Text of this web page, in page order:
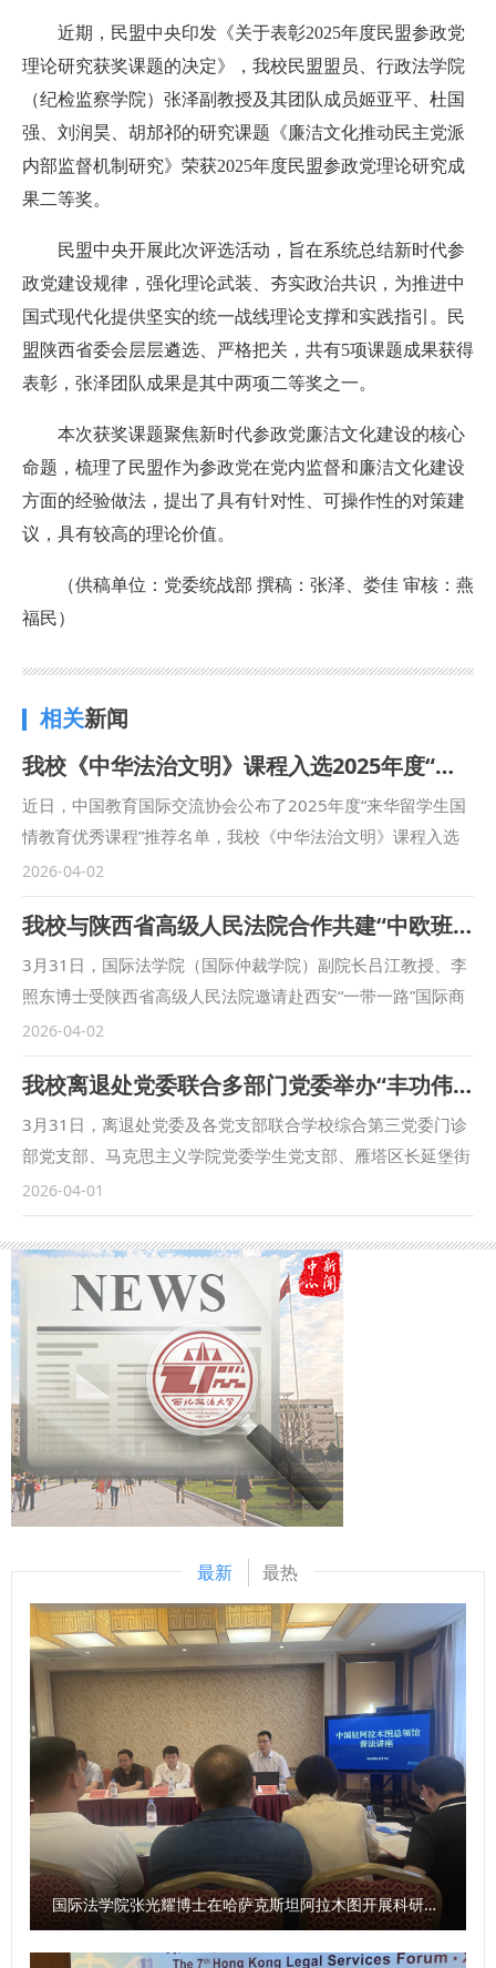
近期，民盟中央印发《关于表彰2025年度民盟参政党
理论研究获奖课题的决定》，我校民盟盟员、行政法学院
（纪检监察学院）张泽副教授及其团队成员姬亚平、杜国
强、刘润昊、胡邡祁的研究课题《廉洁文化推动民主党派
内部监督机制研究》荣获2025年度民盟参政党理论研究成
果二等奖。
民盟中央开展此次评选活动，旨在系统总结新时代参
政党建设规律，强化理论武装、夯实政治共识，为推进中
国式现代化提供坚实的统一战线理论支撑和实践指引。民
盟陕西省委会层层遴选、严格把关，共有5项课题成果获得
表彰，张泽团队成果是其中两项二等奖之一。
本次获奖课题聚焦新时代参政党廉洁文化建设的核心
命题，梳理了民盟作为参政党在党内监督和廉洁文化建设
方面的经验做法，提出了具有针对性、可操作性的对策建
议，具有较高的理论价值。
（供稿单位：党委统战部 撰稿：张泽、娄佳 审核：燕
福民）
相关新闻
我校《中华法治文明》课程入选2025年度“来华留学生国情教育优秀课程”
近日，中国教育国际交流协会公布了2025年度“来华留学生国
情教育优秀课程”推荐名单，我校《中华法治文明》课程入选
该榜单。该课程由研究生院院长、习近平法治思想研究中心执
行主任陈玺教授担任负责人，主讲教师包括张永林、徐海俊、
杨静、王国龙、刘全娥、张金平、吕虹、王斌通、任亚爱、何
丹、张泽、李乐凡、宋鋆、范鹏伟等人。 《中华法治文明》
课程立足中华优秀传统法律文化，融合多学科研究视角，运用
案例教学、实践体验等多元教学方法，系统阐释中国法治发展
的历史脉络、理论创新与实践成就，有机衔接现代法治理念与
传统法律文化精髓。课程既展现出中华法治文明的历史厚度，
又凸显新时代中国法治建设的鲜活成果，为来华留学生搭建起
理解中国法治国情、感知中国文化魅力的重要桥梁。 学校自
明、法典文明、判例文明、律学文明、司法文明、监察文明、
吏治文明、宪制文明及红色法治文明等内容，在立足于全球视
野和中外比较的基础上，融入课程思政因素，突出文化自信之
历史底蕴和专业特色。此次面向来华留学生开设的《中华法治
文明》课程，正是在前期通识教育基础上向国际学生群体的拓
展与延伸，体现了学校在法学教育国际化方面的积极探索。
（供稿单位：法治学院 法律硕士教育学院 撰稿：张永林 审
核：张学龙）
2026-04-02
我校与陕西省高级人民法院合作共建“中欧班列司法研究基地”
3月31日，国际法学院（国际仲裁学院）副院长吕江教授、李
照东博士受陕西省高级人民法院邀请赴西安“一带一路”国际商
事法律服务示范区旁听涉外知识产权案件现场庭审，并于庭后
参与座谈会，就合作共建“中欧班列司法研究基地”的构建基地
建设发展与协作机制等事宜深入讨论。省高院民三庭庭长胡晓
晖主持会议，省高院副院长姜敏、省贸促会副会长郑建设出席
会议。 参会人员通过旁听观摩省高院公开庭审，深入掌握跨
境商事、知识产权领域司法裁判前沿动态。庭审后，与会人员
围绕中欧班列司法研究基地的合作目标、共建核心内容、合作
方主要权利义务、知识产权与成果归属、重点课题攻关、实务
疑难化解等问题内容深入讨论。 姜敏表示，合作共建“中欧班
列司法研究基地”是落实党中央决策和省委部署的重要政治任
务，中欧班列案件的审判代表着国家的审判水平。各单位要对
合作共建框架协议（草案）提出实质性建议，并欢迎各合作方
带队到省高院调研中欧班列典型案例、实务数据，实际解决中
欧班列运行中发生的国际商事、涉外知识产权案件。 吕江表
示，我校以国家级涉外法治研究基地和中国—中亚法律查明中
心平台为依托，开展跨境电商、提单等学术问题研究，将积极
为提升中欧班列审判质效与涉案司法能力提供理论指导。 西
安交通大学、西北大学、西安外国语大学、陕西省贸促会、西
安港集团以及我校代表参加会议。 （供稿：国际法学院（国
际仲裁学院） 撰稿：李照东 审核：李立）
2026-04-02
我校离退处党委联合多部门党委举办“丰功伟绩百年大党 铭记缅怀万千英烈”主题党日活动
3月31日，离退处党委及各党支部联合学校综合第三党委门诊
部党支部、马克思主义学院党委学生党支部、雁塔区长延堡街
道西北政法大学社区党总支各党支部共同开展第四届“丰功伟
绩百年大党 铭记缅怀万千英烈”主题党日活动。4个二级基层党
组织、近20个党支部的50余名老中青三代党员及部分共青团
员、非党退休教职工，从雁塔校区北门出发，在党旗、国旗引
领下，手持鲜花徒步前往西安烈士陵园，缅怀革命英烈、传承
红色精神。 综合第三党委门诊部党支部书记、门诊部主任，
雁塔区长延堡街道西北政法大学社区党总支书记、社区主任金
山主持活动。离退处党委副书记、副处长王云代表学校，向我
校爱国主义教育基地——西安烈士陵园，赠送民商法学院董少
谋教授创作的“忠魂永铸 光照千秋”书法作品，西安烈士陵园褒
扬科科长耶娟妮代为接收。党员师生向英烈敬献花篮，全体人
员肃立三鞠躬，4名党员代表代表全体人员向英烈致敬告白，
参与人员依次敬献鲜花，祈愿英烈英名永垂、忠魂永驻。在英
烈墓园区，大家向我校前身西北人民革命大学校长李敷仁烈士
及其他革命英烈鞠躬献花，缅怀其不朽功绩。在英烈英名纪念
墙前，党员、教职工手持抹布，细心为英烈英名除尘清洁，以
实际行动守护英烈荣光，部分人员还向纪念墙敬献鲜花寄托哀
思。 王云在“革命烈士永垂不朽”纪念石前讲授“赓续英烈精神
树立和践行正确政绩观 赋能离退休工作”专题党课，引导全体
人员从英烈精神中汲取奋进力量。 （供稿：离退处党委 撰
稿：刘育龙 审核：马光明）
2026-04-01
最新 最热
国际法学院张光耀博士在哈萨克斯坦阿拉木图开展科研与社会服务活动